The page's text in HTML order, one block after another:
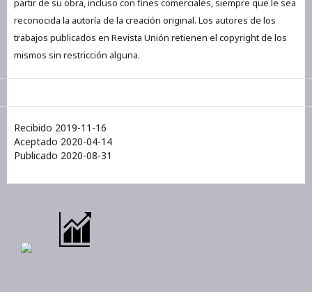
partir de su obra, incluso con fines comerciales, siempre que le sea
reconocida la autoría de la creación original. Los autores de los
trabajos publicados en Revista Unión retienen el copyright de los
mismos sin restricción alguna.
Recibido 2019-11-16
Aceptado 2020-04-14
Publicado 2020-08-31